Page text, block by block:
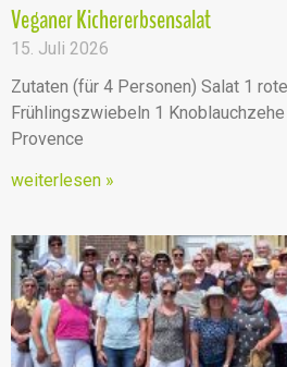
Veganer Kichererbsensalat
15. Juli 2026
Zutaten (für 4 Personen) Salat 1
Frühlingszwiebeln 1
Provence
weiterlesen »